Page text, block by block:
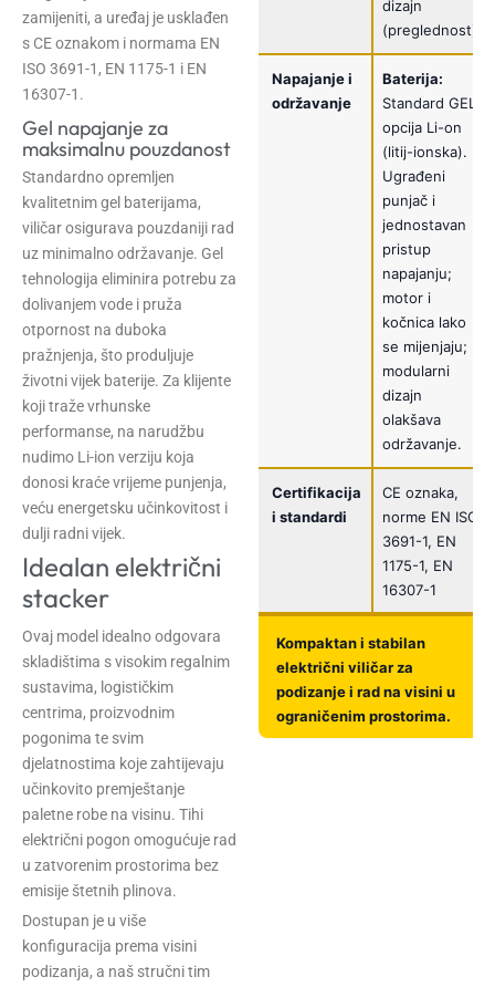
zamijeniti, a uređaj je usklađen
s CE oznakom i normama EN
ISO 3691-1, EN 1175-1 i EN
16307-1.
Gel napajanje za
maksimalnu pouzdanost
Standardno opremljen
kvalitetnim gel baterijama,
viličar osigurava pouzdaniji rad
uz minimalno održavanje. Gel
tehnologija eliminira potrebu za
dolivanjem vode i pruža
otpornost na duboka
pražnjenja, što produljuje
životni vijek baterije. Za klijente
koji traže vrhunske
performanse, na narudžbu
nudimo Li-ion verziju koja
donosi kraće vrijeme punjenja,
veću energetsku učinkovitost i
dulji radni vijek.
Idealan električni
stacker
Ovaj model idealno odgovara
skladištima s visokim regalnim
sustavima, logističkim
centrima, proizvodnim
pogonima te svim
djelatnostima koje zahtijevaju
učinkovito premještanje
paletne robe na visinu. Tihi
električni pogon omogućuje rad
u zatvorenim prostorima bez
emisije štetnih plinova.
Dostupan je u više
konfiguracija prema visini
podizanja, a naš stručni tim
dizajn
(preglednost)
Napajanje i
održavanje
Baterija:
Standard GEL,
opcija Li-on
(litij-ionska).
Ugrađeni
punjač i
jednostavan
pristup
napajanju;
motor i
kočnica lako
se mijenjaju;
modularni
dizajn
olakšava
održavanje.
Certifikacija
i standardi
CE oznaka,
norme EN ISO
3691-1, EN
1175-1, EN
16307-1
Kompaktan i stabilan
električni viličar za
podizanje i rad na visini u
ograničenim prostorima.